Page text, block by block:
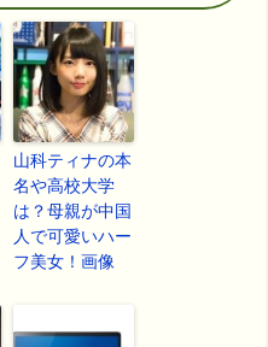
山科ティナの本
名や高校大学
は？母親が中国
人で可愛いハー
フ美女！画像